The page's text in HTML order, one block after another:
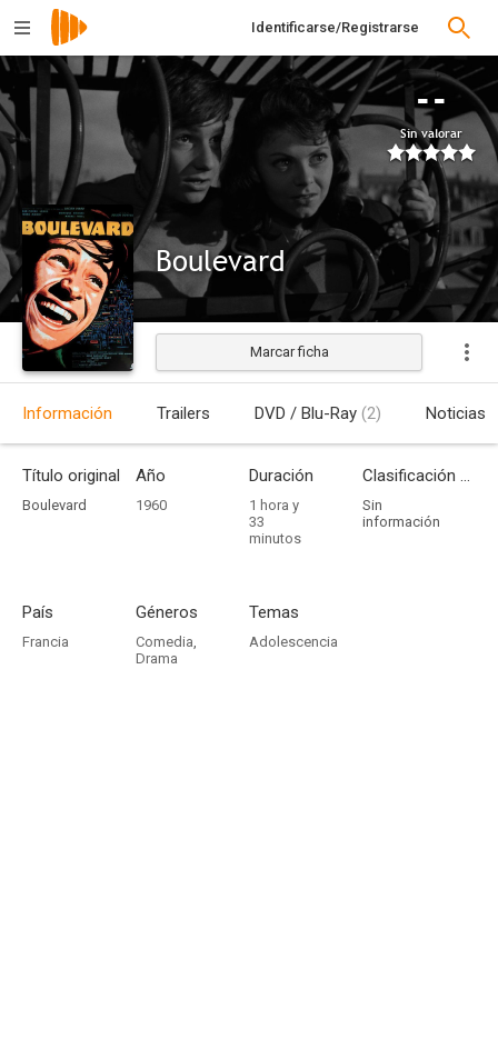
Identificarse/Registrarse
--
Sin valorar
Boulevard
Estrenada
Marcar ficha
Información Trailers DVD / Blu-Ray (2) Noticias
Título original
Boulevard
Año
1960
Duración
1 hora y
33
minutos
Clasificación por edades
Sin
información
País
Francia
Géneros
Comedia,
Drama
Temas
Adolescencia